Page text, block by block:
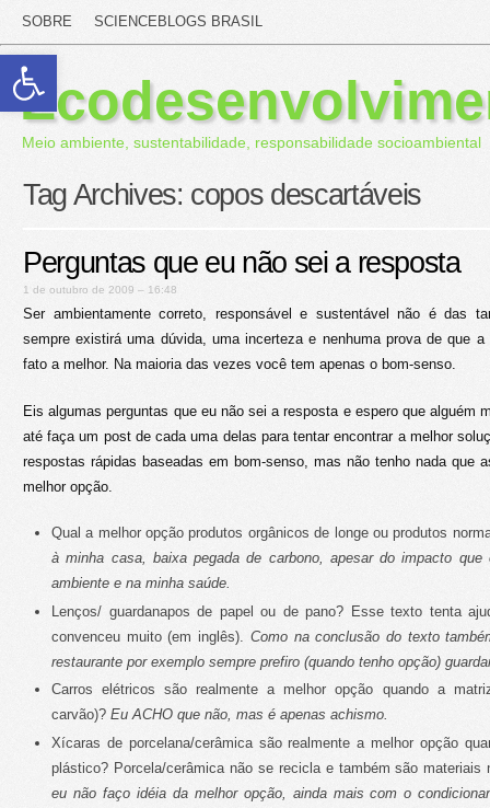
Abrir a barra de ferramentas
SOBRE SCIENCEBLOGS BRASIL
Meio ambiente, sustentabilidade, responsabilidade socioambiental
Tag Archives: copos descartáveis
Perguntas que eu não sei a resposta
1 de outubro de 2009 – 16:48
Ser ambientamente correto, responsável e sustentável não é das
sempre existirá uma dúvida, uma incerteza e nenhuma prova de que
fato a melhor. Na maioria das vezes você tem apenas o bom-senso.
Eis algumas perguntas que eu não sei a resposta e espero que alguém
até faça um post de cada uma delas para tentar encontrar a melhor
respostas rápidas baseadas em bom-senso, mas não tenho nada que
melhor opção.
Qual a melhor opção produtos orgânicos de longe ou produtos
à minha casa, baixa pegada de carbono, apesar do impacto
ambiente e na minha saúde.
Lenços/ guardanapos de papel ou de pano? Esse texto tenta
convenceu muito (em inglês). Como na conclusão do texto
restaurante por exemplo sempre prefiro (quando tenho opção)
Carros elétricos são realmente a melhor opção quando a
carvão)? Eu ACHO que não, mas é apenas achismo.
Xícaras de porcelana/cerâmica são realmente a melhor opção
plástico? Porcela/cerâmica não se recicla e também são
eu não faço idéia da melhor opção, ainda mais com o